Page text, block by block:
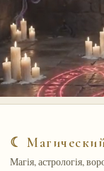
☾
Магія, астрологія,